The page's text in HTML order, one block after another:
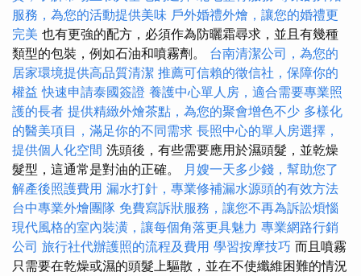
服務，為您的活動提供美味 戶外婚禮外燴，讓您的婚禮更
完美 也有更強的配方，必須作為防曬霜尋求，並且有幾種
類型的包裝，例如石油和噴霧劑。 台南清潔公司，為您的
居家環境提供高品質清潔 推薦可信賴的徵信社，保障你的
權益 快速申請泰國簽證 養護中心單人房，適合需要專業照
護的長者 提供精緻外燴茶點，為您的聚會增色不少 多樣化
的醫美項目，滿足你的不同需求 長照中心的單人房選擇，
提供個人化空間 洗頭後，有些需要應用於濕頭髮，並乾燥
髮型，這通常是對油的正確。 月嫂一天多少錢，幫助您了
解產後照護費用 漏水打針，專業修補漏水源頭的有效方法
台中專業外燴團隊 免費寫訴狀服務，讓您不再為訴訟煩惱
現代風格的室內裝潢，讓每個角落更具魅力 專業網路行銷
公司 旅行社代辦護照的流程及費用 學習按摩技巧 而且噴霧
只需要在乾燥或濕的頭髮上驅散，並在不使纖維困難的情況